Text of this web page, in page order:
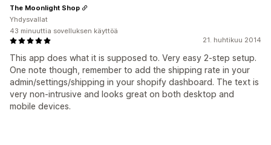
21. huhtikuu 2014
This app does what it is supposed to. Very easy 2-step setup.
One note though, remember to add the shipping rate in your
admin/settings/shipping in your shopify dashboard. The text is
very non-intrusive and looks great on both desktop and
mobile devices.
The Moonlight Shop
Yhdysvallat
43 minuuttia sovelluksen käyttöä